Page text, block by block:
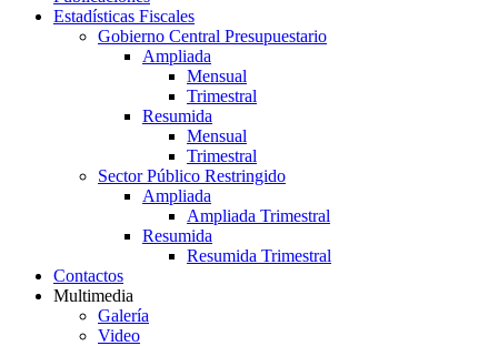
Estadísticas Fiscales
Gobierno Central Presupuestario
Ampliada
Mensual
Trimestral
Resumida
Mensual
Trimestral
Sector Público Restringido
Ampliada
Ampliada Trimestral
Resumida
Resumida Trimestral
Contactos
Multimedia
Galería
Video